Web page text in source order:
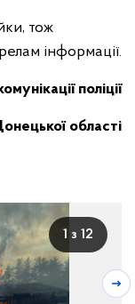
тож
інформації.
поліції
області
1 з 12